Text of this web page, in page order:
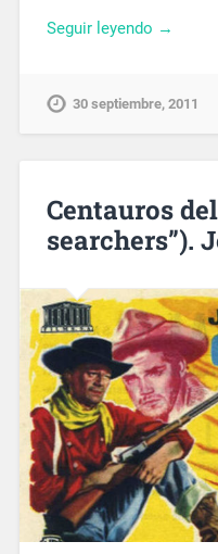
Seguir leyendo →
30 septiembre, 2011
Centauros
searchers”).